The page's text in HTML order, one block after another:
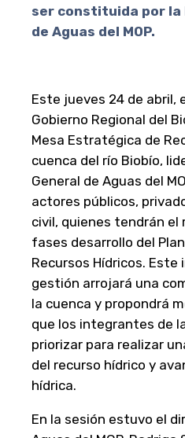
ser constituida por la
de Aguas del MOP.
Este jueves 24 de abril,
Gobierno Regional del
Mesa Estratégica de
cuenca del río Biobío,
General de Aguas del
actores públicos,
civil, quienes tendrán el
fases desarrollo del
Recursos Hídricos.
gestión arrojará una
la cuenca y propondrá
que los integrantes de
priorizar para realizar
del recurso hídrico y
hídrica.
En la sesión estuvo el